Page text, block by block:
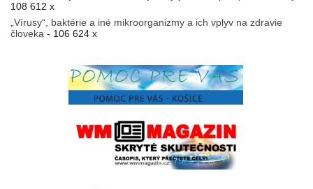
108 612 x
„Vírusy“, baktérie a iné mikroorganizmy a ich vplyv na zdravie
človeka - 106 624 x